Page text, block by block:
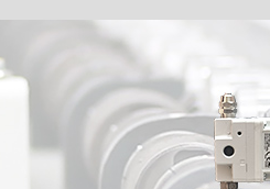
Cv计算器